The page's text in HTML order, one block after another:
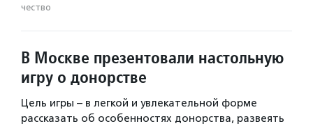
чест­во
В Москве презентовали настольную
игру о донорстве
Цель игры – в легкой и увлекательной форме
рассказать об особенностях донорства, развеять